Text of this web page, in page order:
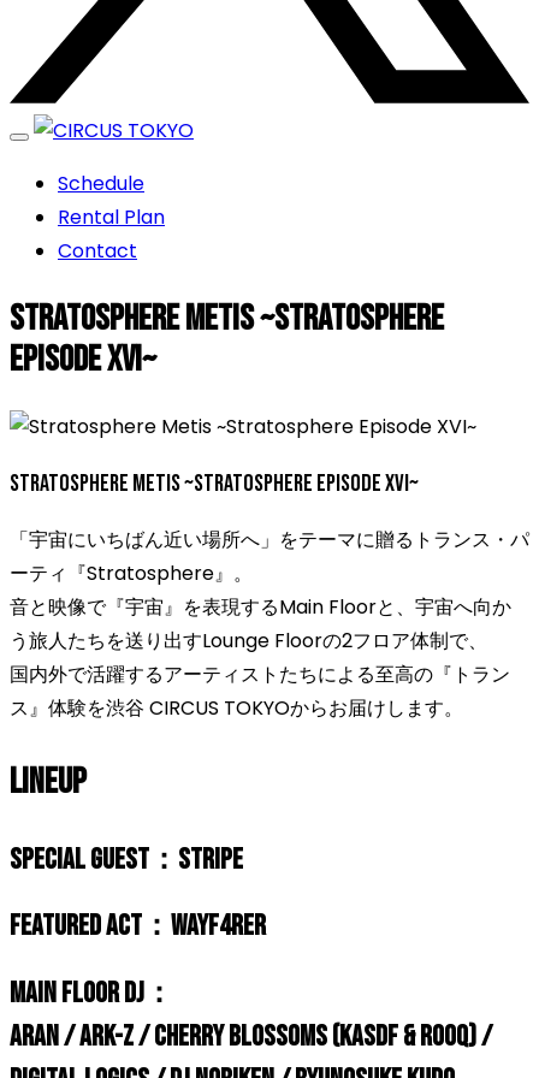
CIRCUS TOKYO
エンターテイメントスペース
Schedule
Rental Plan
Contact
Stratosphere Metis ~Stratosphere
Episode XVI~
Stratosphere Metis ~Stratosphere Episode XVI~
「宇宙にいちばん近い場所へ」をテーマに贈るトランス・パ
ーティ『Stratosphere』。
音と映像で『宇宙』を表現するMain Floorと、宇宙へ向か
う旅人たちを送り出すLounge Floorの2フロア体制で、
国内外で活躍するアーティストたちによる至高の『トラン
ス』体験を渋谷 CIRCUS TOKYOからお届けします。
LINEUP
SPECIAL GUEST：StripE
FEATURED ACT：Wayf4rer
MAIN FLOOR DJ：
aran / Ark-Z / Cherry Blossoms (kasdf & Rooq) /